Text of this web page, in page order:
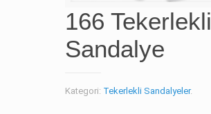
166 Tekerlekli
Sandalye
Kategori: Tekerlekli Sandalyeler.